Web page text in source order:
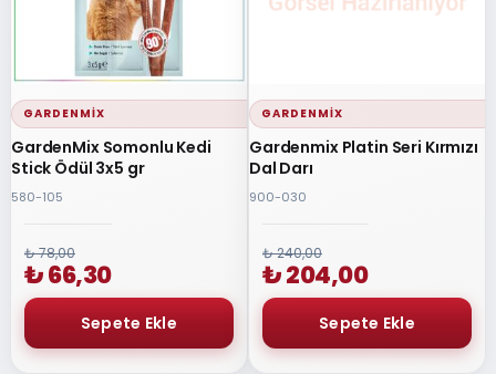
GARDENMIX
GardenMix Somonlu Kedi
Stick Ödül 3x5 gr
580-105
₺ 78,00
₺ 66,30
GARDENMIX
Gardenmix Platin Seri Kırmızı
Dal Darı
900-030
₺ 240,00
₺ 204,00